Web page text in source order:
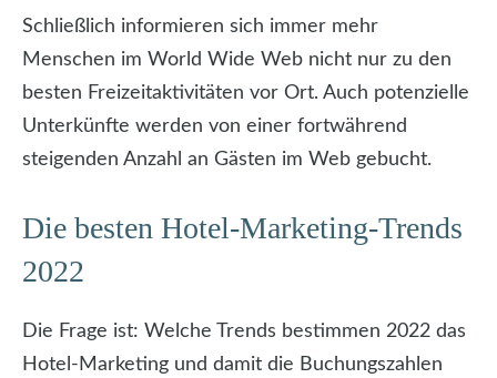
Schließlich informieren sich immer mehr
Menschen im World Wide Web nicht nur zu den
besten Freizeitaktivitäten vor Ort. Auch potenzielle
Unterkünfte werden von einer fortwährend
steigenden Anzahl an Gästen im Web gebucht.
Die besten Hotel-Marketing-Trends
2022
Die Frage ist: Welche Trends bestimmen 2022 das
Hotel-Marketing und damit die Buchungszahlen